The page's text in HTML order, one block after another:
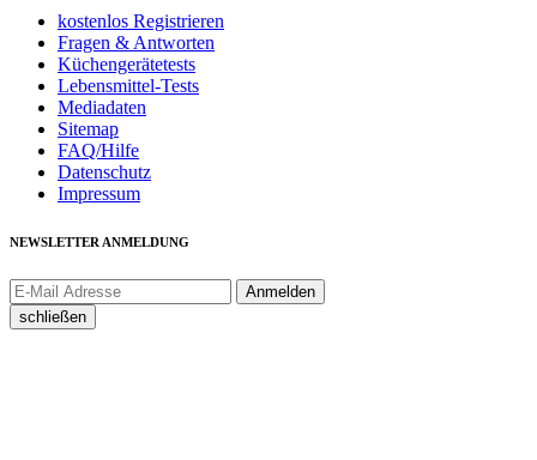
kostenlos Registrieren
Fragen & Antworten
Küchengerätetests
Lebensmittel-Tests
Mediadaten
Sitemap
FAQ/Hilfe
Datenschutz
Impressum
NEWSLETTER ANMELDUNG
schließen